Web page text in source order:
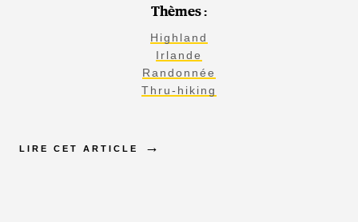
Thèmes :
Highland
Irlande
Randonnée
Thru-hiking
LIRE CET ARTICLE